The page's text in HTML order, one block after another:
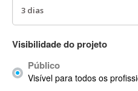
ACDSee
ACID Pro
ACPI
Acrobat X
Visibilidade do projeto
Público
Visível para todos os